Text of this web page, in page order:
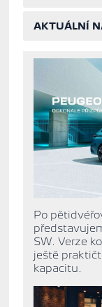
AKTUÁLNÍ
Po
SW. Verze
ještě
kapacitu.